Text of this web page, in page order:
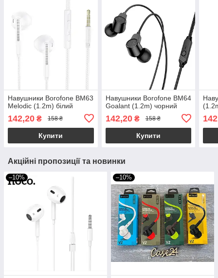
Навушники Borofone BM63
Melodic (1.2m) білий
142,20 ₴ 158 ₴
Купити
Навушники Borofone BM64
Goalant (1.2m) чорний
142,20₴ 158 ₴
Купити
Акційні пропозиції та новинки
–10% –10%